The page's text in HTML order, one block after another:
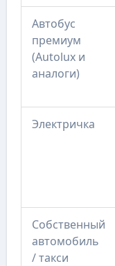
Автобус
премиум
(Autolux и
аналоги)
Электричка
Собственный
автомобиль
/ такси